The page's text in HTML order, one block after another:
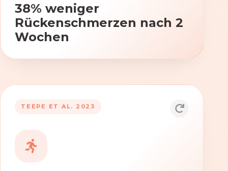
38% weniger
Rückenschmerzen nach 2
Wochen
TEEPE ET AL. 2023
Durch die Anwendung von ViViRA
Beweglichkeit und Koordination nach